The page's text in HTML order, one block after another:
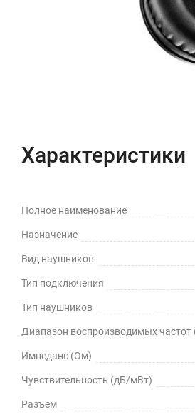
Характеристики
Полное наименование
Назначение
Вид наушников
Тип подключения
Тип наушников
Диапазон воспроизводимых частот
Импеданс (Ом)
Чувствительность (дБ/мВт)
Разъем